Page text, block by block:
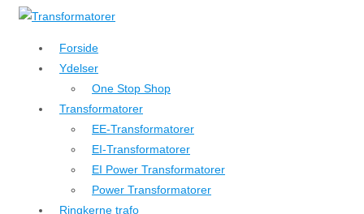
↓
hovedindhold
Forside
Ydelser
One Stop Shop
Transformatorer
EE-Transformatorer
EI-Transformatorer
EI Power Transformatorer
Power Transformatorer
Ringkerne trafo